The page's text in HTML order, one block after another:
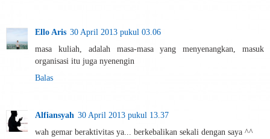
Ello Aris 30 April 2013 pukul 03.06
masa kuliah, adalah masa-masa yang menyenangkan, masuk
organisasi itu juga nyenengin
Balas
Alfiansyah 30 April 2013 pukul 13.37
wah gemar beraktivitas ya... berkebalikan sekali dengan saya ^^